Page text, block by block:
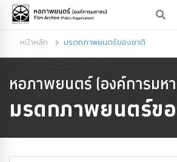
หน้าหลัก มรดกภาพยนตร์ของชาติ
หอภาพยนตร์ (องค์การมห
มรดกภาพยนตร์ข